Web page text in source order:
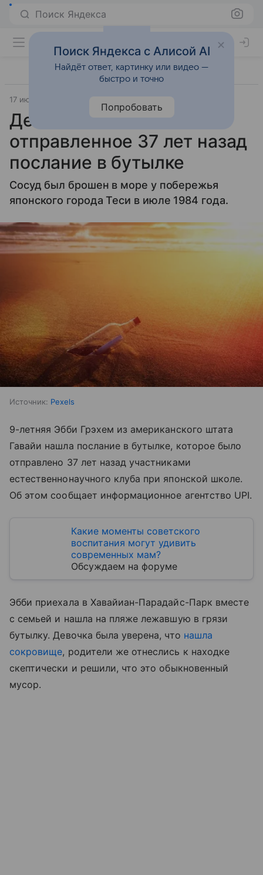
Поиск Яндекса
17 июля 2021
Девочка нашла
отправленное 37 лет назад
послание в бутылке
Сосуд был брошен в море у побережья
японского города Теси в июле 1984 года.
Источник: Pexels
9-летняя Эбби Грэхем из американского штата
Гавайи нашла послание в бутылке, которое было
отправлено 37 лет назад участниками
естественнонаучного клуба при японской школе.
Об этом сообщает информационное агентство UPI.
Какие моменты советского
воспитания могут удивить
современных мам?
Обсуждаем на форуме
Эбби приехала в Хавайиан-Парадайс-Парк вместе
с семьей и нашла на пляже лежавшую в грязи
бутылку. Девочка была уверена, что нашла
сокровище, родители же отнеслись к находке
скептически и решили, что это обыкновенный
мусор.
Поиск Яндекса с Алисой AI
Найдёт ответ, картинку или видео —
быстро и точно
Попробовать